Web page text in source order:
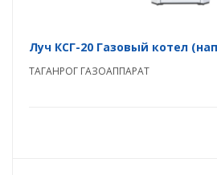
Луч КСГ-20 Газовый котел
ТАГАНРОГ ГАЗОАППАРАТ